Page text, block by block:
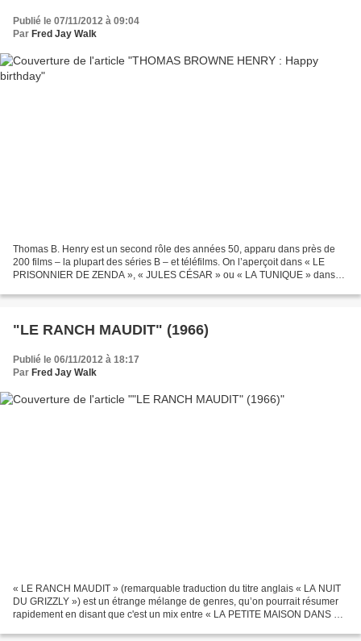
Publié le 07/11/2012 à 09:04
Par Fred Jay Walk
Thomas B. Henry est un second rôle des années 50, apparu dans près de
200 films – la plupart des séries B – et téléfilms. On l’aperçoit dans « LE
PRISONNIER DE ZENDA », « JULES CÉSAR » ou « LA TUNIQUE » dans
"LE RANCH MAUDIT" (1966)
Publié le 06/11/2012 à 18:17
Par Fred Jay Walk
« LE RANCH MAUDIT » (remarquable traduction du titre anglais « LA NUIT
DU GRIZZLY ») est un étrange mélange de genres, qu’on pourrait résumer
rapidement en disant que c'est un mix entre « LA PETITE MAISON DANS LA